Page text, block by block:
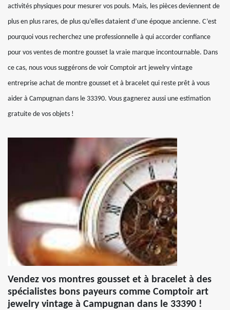
activités physiques pour mesurer vos pouls. Mais, les pièces deviennent de
plus en plus rares, de plus qu’elles dataient d’une époque ancienne. C’est
pourquoi vous recherchez une professionnelle à qui accorder confiance
pour vos ventes de montre gousset la vraie marque incontournable. Dans
ce cas, nous vous suggérons de voir Comptoir art jewelry vintage
entreprise achat de montre gousset et à bracelet qui reste prêt à vous
aider à Campugnan dans le 33390. Vous gagnerez aussi une estimation
gratuite de vos objets !
Vendez vos montres gousset et à bracelet à des
spécialistes bons payeurs comme Comptoir art
jewelry vintage à Campugnan dans le 33390 !